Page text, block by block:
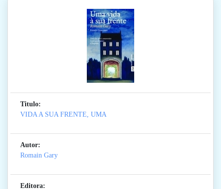
Titulo:
VIDA A SUA FRENTE, UMA
Autor:
Romain Gary
Editora: